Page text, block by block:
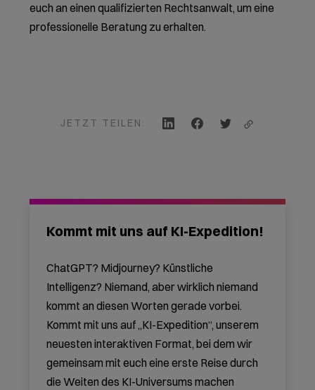
euch an einen qualifizierten Rechtsanwalt, um eine
professionelle Beratung zu erhalten.
JETZT TEILEN:
Kommt mit uns auf KI-Expedition!
ChatGPT? Midjourney? Künstliche
Intelligenz? Niemand, aber wirklich niemand
kommt an diesen Worten gerade vorbei.
Kommt mit uns auf „KI-Expedition“, unserem
neuesten interaktiven Format, bei dem wir
gemeinsam mit euch eine erste Reise durch
die Weiten des KI-Universums machen